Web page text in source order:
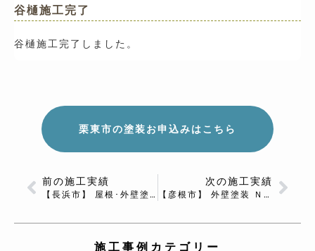
谷樋施工完了
谷樋施工完了しました。
栗東市の塗装お申込みはこちら
前の施工実績
【長浜市】 屋根･外壁塗装 Ｂ様邸
次の施工実績
【彦根市】 外壁塗装 Ｎ様邸
施工事例カテゴリー